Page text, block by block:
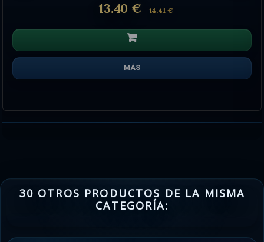
13.40 € 14.41 €
MÁS
30 OTROS PRODUCTOS DE LA MISMA
CATEGORÍA: